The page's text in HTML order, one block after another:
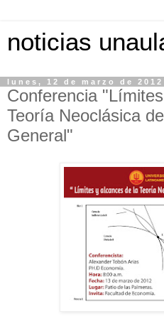
noticias
lunes, 12 de marzo de 2012
Conferencia
Teoría Neoclásica
General"